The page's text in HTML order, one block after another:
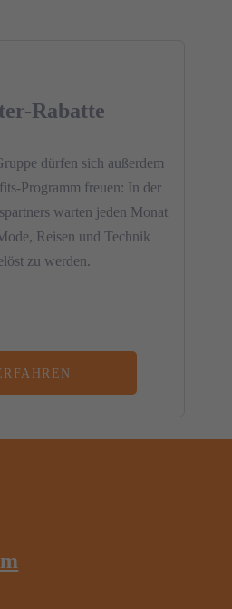
Rabatte
dürfen sich außerdem
Programm freuen: In der
warten jeden Monat
Reisen und Technik
zu werden.